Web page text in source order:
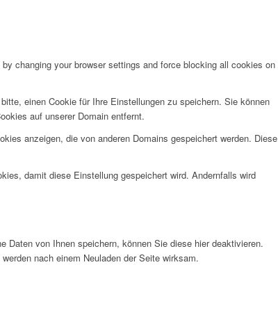
changing your browser settings and force blocking all cookies on
einen Cookie für Ihre Einstellungen zu speichern. Sie können
auf unserer Domain entfernt.
anzeigen, die von anderen Domains gespeichert werden. Diese
damit diese Einstellung gespeichert wird. Andernfalls wird
Daten von Ihnen speichern, können Sie diese hier deaktivieren.
nach einem Neuladen der Seite wirksam.